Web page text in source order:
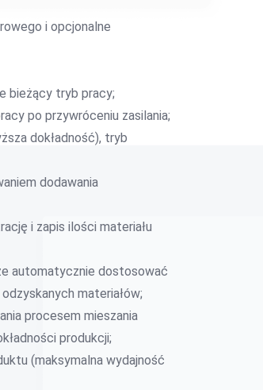
i opcjonalne
bieżący tryb pracy;
po przywróceniu zasilania;
dokładność), tryb
dodawania
i zapis ilości materiału
automatycznie dostosować
materiałów;
procesem mieszania
produkcji;
(maksymalna wydajność